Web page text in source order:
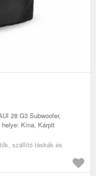
28 G3 Subwoofer,
Kína, Kárpit
szállító táskák és